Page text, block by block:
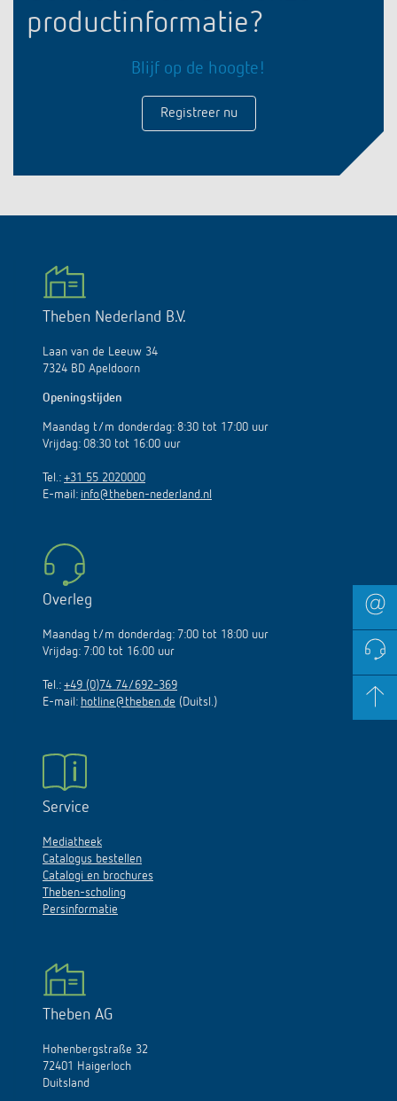
productinformatie?
Blijf op de hoogte!
Registreer nu
Theben Nederland B.V.
Laan van de Leeuw 34
7324 BD Apeldoorn
Openingstijden
Maandag t/m donderdag: 8:30 tot 17:00 uur
Vrijdag: 08:30 tot 16:00 uur
Tel.: +31 55 2020000
E-mail: info@theben-nederland.nl
Overleg
Maandag t/m donderdag: 7:00 tot 18:00 uur
Vrijdag: 7:00 tot 16:00 uur
Tel.: +49 (0)74 74/692-369
E-mail: hotline@theben.de (Duitsl.)
Service
Mediatheek
Catalogus bestellen
Catalogi en brochures
Theben-scholing
Persinformatie
Theben AG
Hohenbergstraße 32
72401 Haigerloch
Duitsland